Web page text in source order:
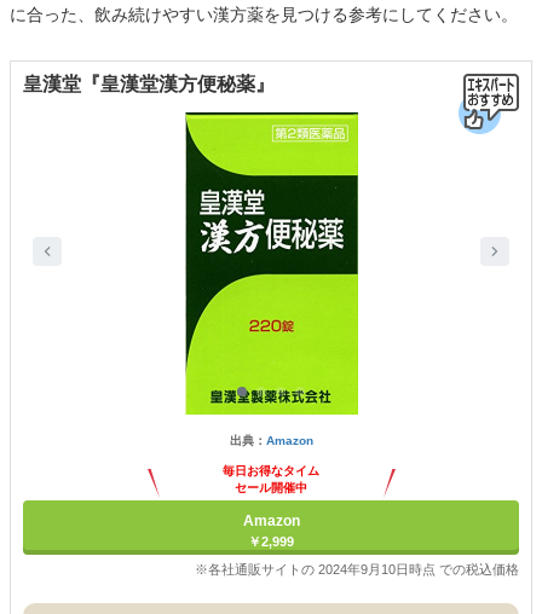
に合った、飲み続けやすい漢方薬を見つける参考にしてください。
皇漢堂『皇漢堂漢方便秘薬』
出典： Amazon
毎日お得なタイム
セール開催中
Amazon
￥2,999
※各社通販サイトの 2024年9月10日時点 での税込価格